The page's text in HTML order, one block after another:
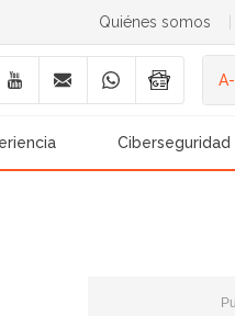
Quiénes somos
A-
Ciberseguridad